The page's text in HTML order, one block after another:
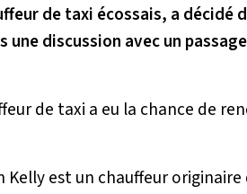
de taxi écossais, a décidé
une discussion avec un
de taxi a eu la chance de
Kelly est un chauffeur originaire